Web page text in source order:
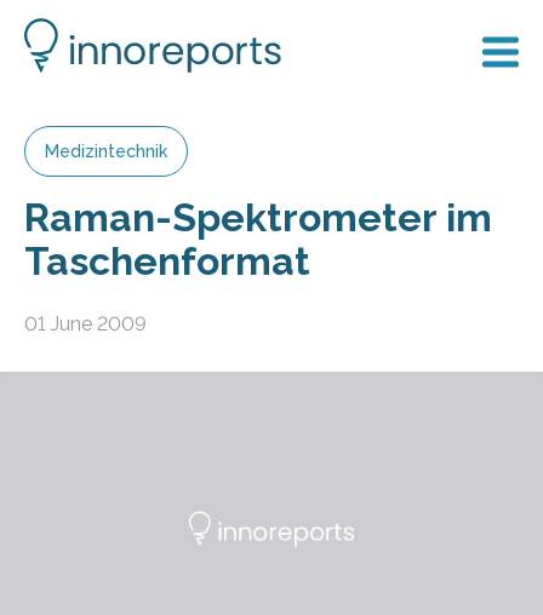
Medizintechnik
Raman-Spektrometer im
Taschenformat
01 June 2009